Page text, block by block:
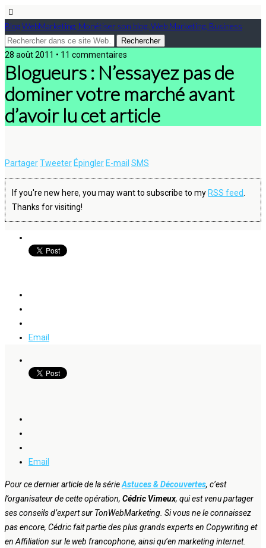
Blog WebMarketing, Monétiser son blog, Web Marketing, Business
28 août 2011 • 11 commentaires
Blogueurs : N’essayez pas de
dominer votre marché avant
d’avoir lu cet article
PartagerTweeter Épingler E-mail SMS
If you're new here, you may want to subscribe to my RSS feed.
Thanks for visiting!
Email
Email
Pour ce dernier article de la sérieAstuces & Découvertes, c’est
l’organisateur de cette opération, Cédric Vimeux, qui est venu partager
ses conseils d’expert sur TonWebMarketing. Si vous ne le connaissez
pas encore, Cédric fait partie des plus grands experts en Copywriting et
en Affiliation sur le web francophone, ainsi qu’en marketing internet.